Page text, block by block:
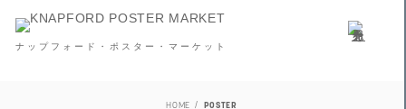
ナップフォード・ポスター・マーケット
HOME POSTER